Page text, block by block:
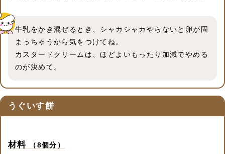
牛乳をかき混ぜるとき、シャカシャカやらないと卵が固
まっちゃうから気をつけてね。
カスタードクリームは、ほどよいもったり加減でやめる
のが決めて。
うぐいす餅
材料 （8個分）